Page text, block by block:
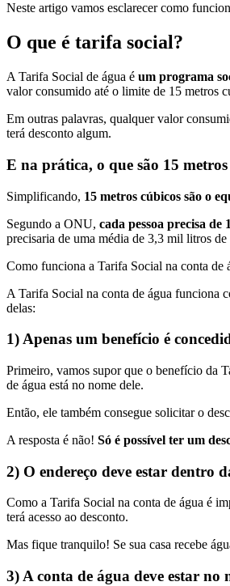
Neste artigo vamos esclarecer como
O que é tarifa social?
A Tarifa Social de água é um programa
valor consumido até o limite de 15 metros
Em outras palavras, qualquer valor
terá desconto algum.
E na prática, o que são 15
Simplificando, 15 metros cúbicos são o
Segundo a ONU, cada pessoa precisa de
precisaria de uma média de 3,3 mil litros
Como funciona a Tarifa Social na conta de
A Tarifa Social na conta de água funciona
delas:
1) Apenas um benefício é
Primeiro, vamos supor que o benefício da
de água está no nome dele.
Então, ele também consegue solicitar o
A resposta é não! Só é possível ter um
2) O endereço deve estar dentro
Como a Tarifa Social na conta de água é
terá acesso ao desconto.
Mas fique tranquilo! Se sua casa recebe
3) A conta de água deve estar